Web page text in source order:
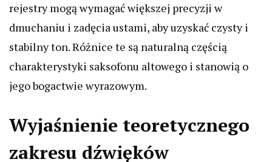
rejestry mogą wymagać większej precyzji w
dmuchaniu i zadęcia ustami, aby uzyskać czysty i
stabilny ton. Różnice te są naturalną częścią
charakterystyki saksofonu altowego i stanowią o
jego bogactwie wyrazowym.
Wyjaśnienie teoretycznego
zakresu dźwięków